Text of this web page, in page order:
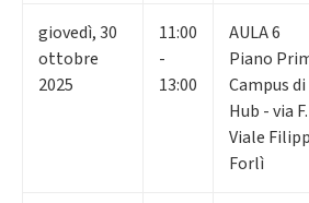
giovedì,30
ottobre
2025
11:00
-
13:00
AULA 6
Piano
Campus
Hub - via
Viale
Forlì